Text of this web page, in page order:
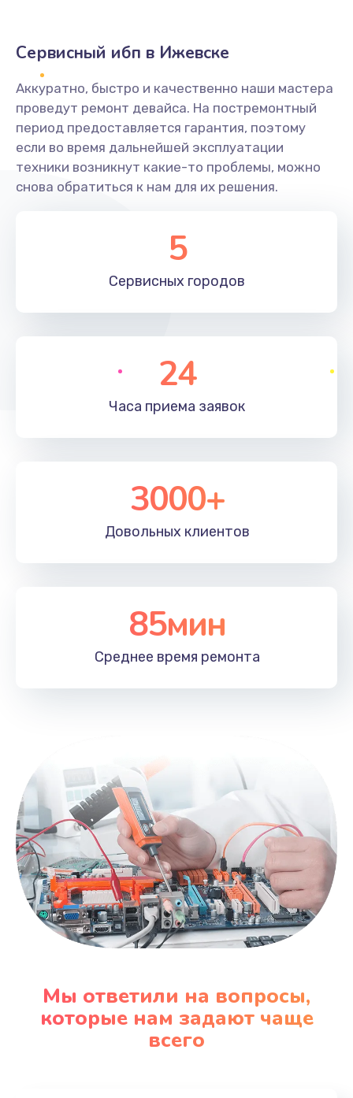
Сервисный ибп в Ижевске
Аккуратно, быстро и качественно наши мастера
проведут ремонт девайса. На постремонтный
период предоставляется гарантия, поэтому
если во время дальнейшей эксплуатации
техники возникнут какие-то проблемы, можно
снова обратиться к нам для их решения.
5
Сервисных городов
24
Часа приема заявок
3000+
Довольных клиентов
85мин
Среднее время ремонта
Мы ответили на вопросы,
которые нам задают чаще
всего